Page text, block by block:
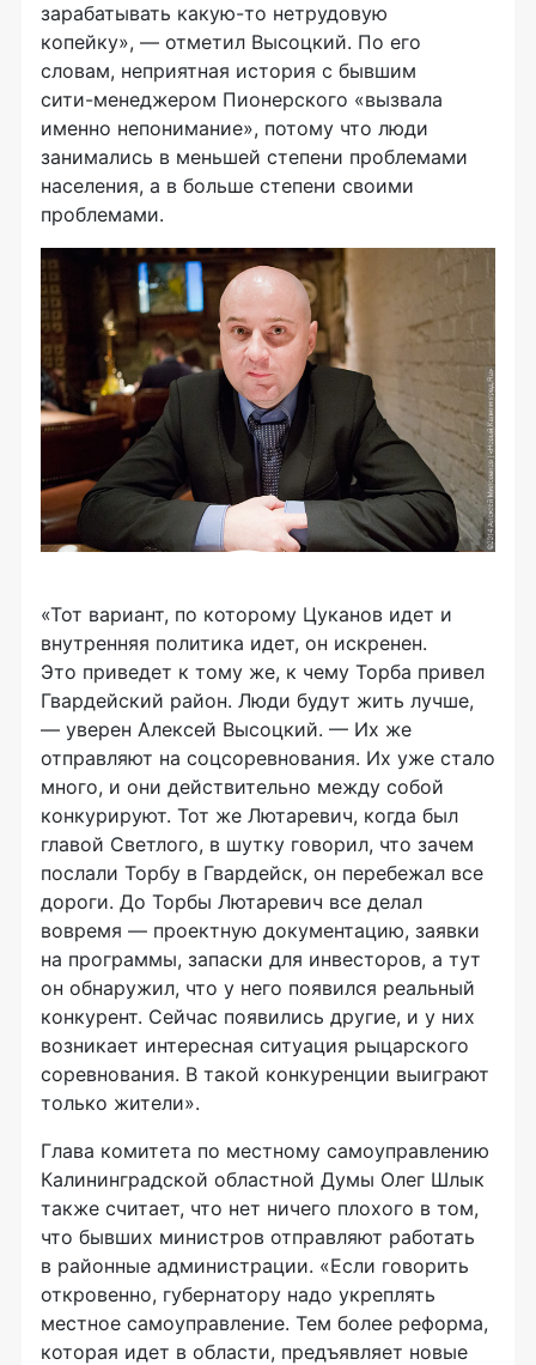
зарабатывать какую-то нетрудовую
копейку», — отметил Высоцкий. По его
словам, неприятная история с бывшим
сити-менеджером Пионерского «вызвала
именно непонимание», потому что люди
занимались в меньшей степени проблемами
населения, а в больше степени своими
проблемами.
«Тот вариант, по которому Цуканов идет и
внутренняя политика идет, он искренен.
Это приведет к тому же, к чему Торба привел
Гвардейский район. Люди будут жить лучше,
— уверен Алексей Высоцкий. — Их же
отправляют на соцсоревнования. Их уже стало
много, и они действительно между собой
конкурируют. Тот же Лютаревич, когда был
главой Светлого, в шутку говорил, что зачем
послали Торбу в Гвардейск, он перебежал все
дороги. До Торбы Лютаревич все делал
вовремя — проектную документацию, заявки
на программы, запаски для инвесторов, а тут
он обнаружил, что у него появился реальный
конкурент. Сейчас появились другие, и у них
возникает интересная ситуация рыцарского
соревнования. В такой конкуренции выиграют
только жители».
Глава комитета по местному самоуправлению
Калининградской областной Думы Олег Шлык
также считает, что нет ничего плохого в том,
что бывших министров отправляют работать
в районные администрации. «Если говорить
откровенно, губернатору надо укреплять
местное самоуправление. Тем более реформа,
которая идет в области, предъявляет новые